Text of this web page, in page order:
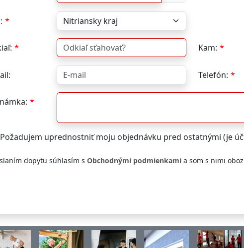
Kam:
Telefón:
Požadujem uprednostniť moju objednávku pred ostatnými (je
dopytu súhlasím s Obchodnými podmienkami a som s nimi